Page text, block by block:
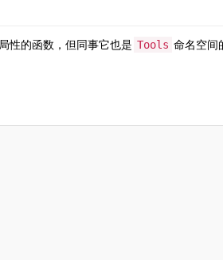
性的函数，但同事它也是 Tools 命名空间